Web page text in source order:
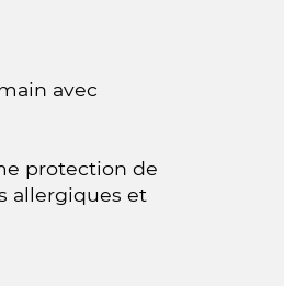
avec
protection de
allergiques et